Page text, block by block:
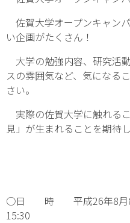
佐賀大学オープンキャン
い企画がたくさん！
大学の勉強内容、研究活
スの雰囲気など、気になる
さい。
実際の佐賀大学に触れる
見」が生まれることを期待し
○日 時 平成26年8月8
15:30